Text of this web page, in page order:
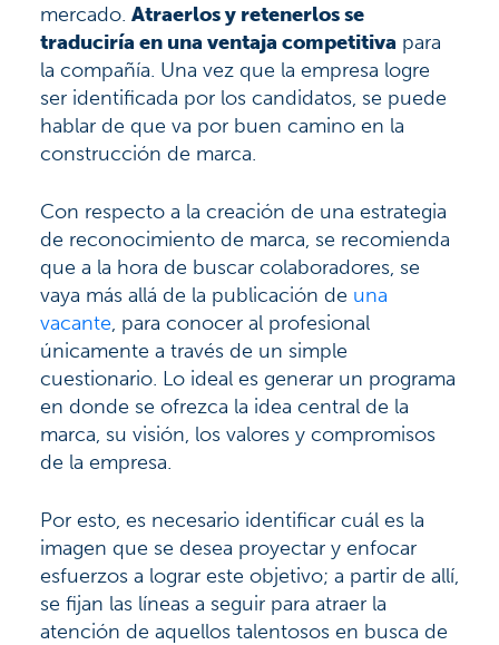
mercado. Atraerlos y retenerlos se
traduciría en una ventaja competitiva para
la compañía. Una vez que la empresa logre
ser identificada por los candidatos, se puede
hablar de que va por buen camino en la
construcción de marca.
Con respecto a la creación de una estrategia
de reconocimiento de marca, se recomienda
que a la hora de buscar colaboradores, se
vaya más allá de la publicación de una
vacante, para conocer al profesional
únicamente a través de un simple
cuestionario. Lo ideal es generar un programa
en donde se ofrezca la idea central de la
marca, su visión, los valores y compromisos
de la empresa.
Por esto, es necesario identificar cuál es la
imagen que se desea proyectar y enfocar
esfuerzos a lograr este objetivo; a partir de allí,
se fijan las líneas a seguir para atraer la
atención de aquellos talentosos en busca de